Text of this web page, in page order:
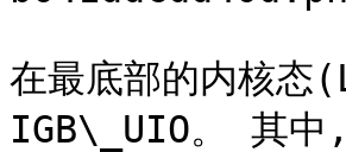
在最底部的内核
IGB\_UIO。 其